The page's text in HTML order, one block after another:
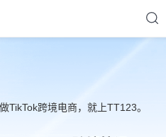
跨境电商，就上TT123。